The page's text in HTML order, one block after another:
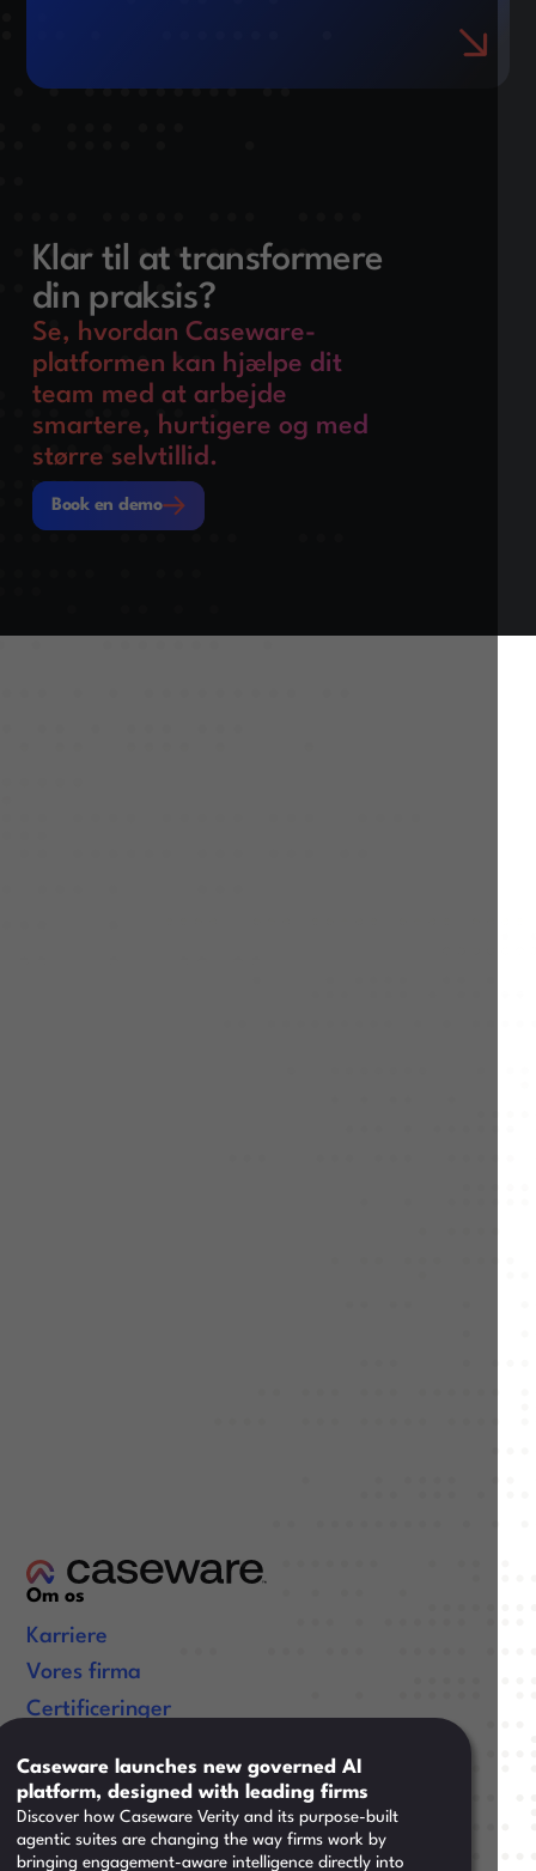
Klar til at transformere
din praksis?
Se, hvordan Caseware-
platformen kan hjælpe dit
team med at arbejde
smartere, hurtigere og med
større selvtillid.
Book en demo
Book en demo
Om os
Karriere
Vores firma
Certificeringer
Nyttige links
Ressourcer
Støtte
Caseware launches new governed AI
platform, designed with leading firms
Discover how Caseware Verity and its purpose-built
agentic suites are changing the way firms work by
bringing engagement-aware intelligence directly into